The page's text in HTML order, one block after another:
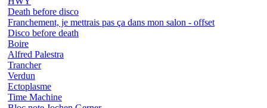
Death before disco
Franchement, je mettrais pas ça dans mon salon - offset
Disco before death
Boire
Alfred Palestra
Trancher
Verdun
Ectoplasme
Time Machine